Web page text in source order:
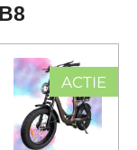
ACTIE